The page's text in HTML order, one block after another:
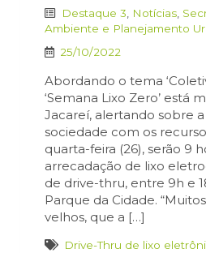
Destaque 3 Notícias
Ambiente e Planejamento
25/10/2022
Abordando o tema
‘Semana Lixo Zero’ está
Jacareí, alertando sobre
sociedade com os
quarta-feira (26), serão 9
arrecadação de lixo
de drive-thru, entre 9h e
Parque da Cidade.
velhos, que a […]
Drive-Thru de lixo